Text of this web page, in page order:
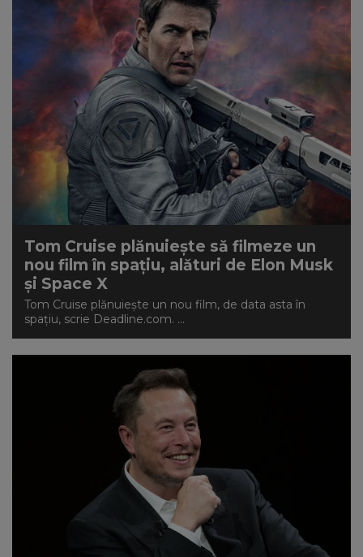
Tom Cruise plănuiește să filmeze un
nou film în spațiu, alături de Elon Musk
și Space X
Tom Cruise plănuiește un nou film, de data asta în
spațiu, scrie Deadline.com. ...